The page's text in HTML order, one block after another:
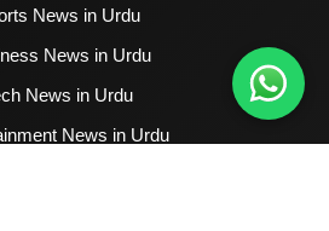
News in Urdu
News in Urdu
News in Urdu
News in Urdu